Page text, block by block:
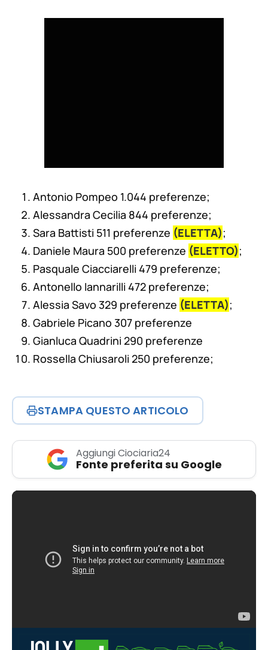
Antonio Pompeo 1.044 preferenze;
Alessandra Cecilia 844 preferenze;
Sara Battisti 511 preferenze (ELETTA);
Daniele Maura 500 preferenze (ELETTO);
Pasquale Ciacciarelli 479 preferenze;
Antonello Iannarilli 472 preferenze;
Alessia Savo 329 preferenze (ELETTA);
Gabriele Picano 307 preferenze
Gianluca Quadrini 290 preferenze
Rossella Chiusaroli 250 preferenze;
STAMPA QUESTO ARTICOLO
Aggiungi Ciociaria24
Fonte preferita su Google